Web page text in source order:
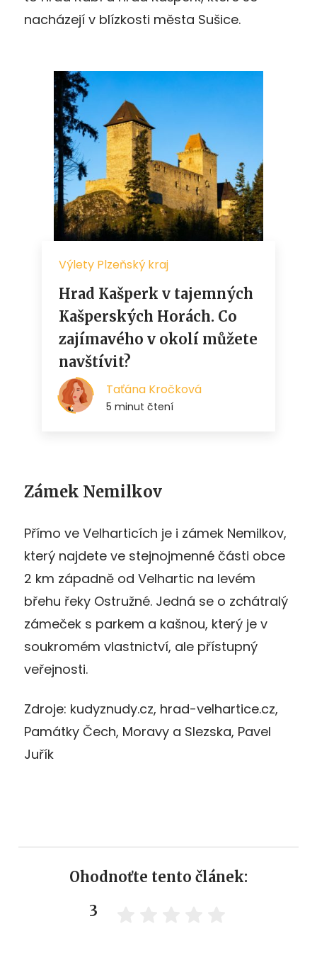
nacházejí v blízkosti města Sušice.
Zámek Nemilkov
Přímo ve Velharticích je i zámek Nemilkov,
který najdete ve stejnojmenné části obce
2 km západně od Velhartic na levém
břehu řeky Ostružné. Jedná se o zchátralý
zámeček s parkem a kašnou, který je v
soukromém vlastnictví, ale přístupný
veřejnosti.
Zdroje: kudyznudy.cz, hrad-velhartice.cz,
Památky Čech, Moravy a Slezska, Pavel
Juřík
Ohodnoťte tento článek:
3